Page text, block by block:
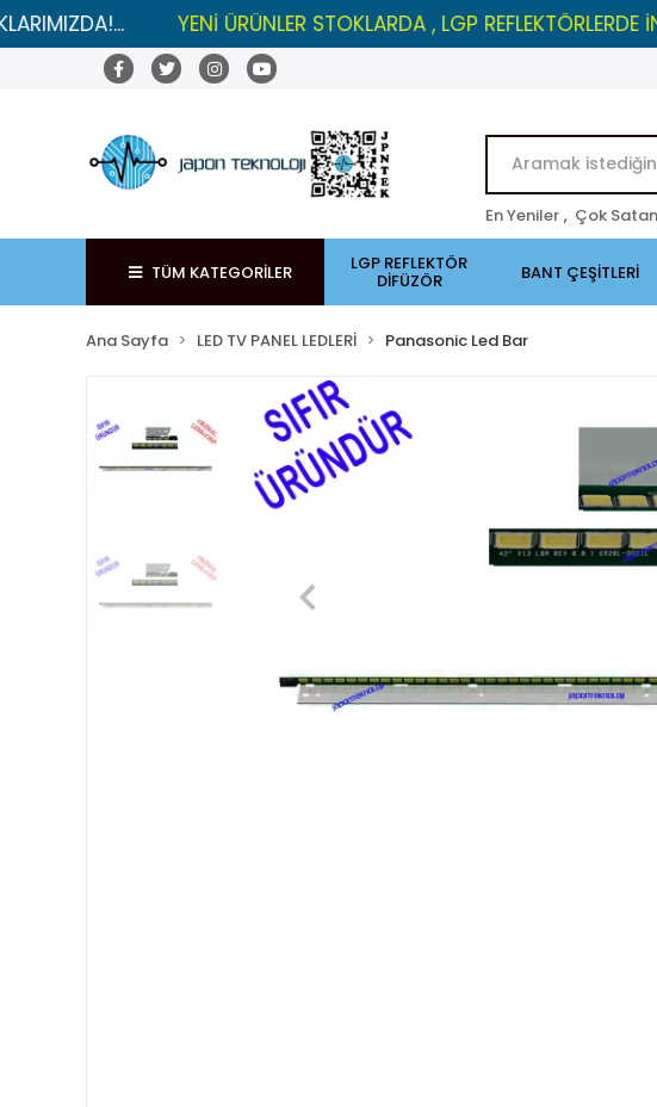
YENİ ÜRÜNLER STOKLARDA , LGP REFLEKTÖRLERDE İNDİRİM.
En Yeniler , Çok
TÜM KATEGORİLER LGP REFLEKTÖR
DİFÜZÖR BANT ÇEŞİTLERİ
Ana Sayfa LED TV PANEL LEDLERİ Panasonic Led Bar